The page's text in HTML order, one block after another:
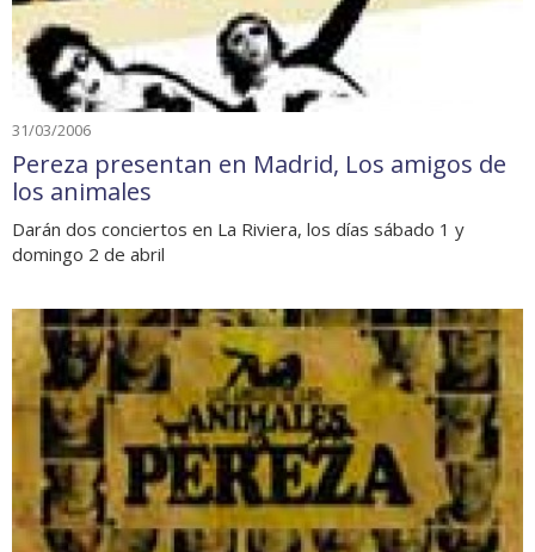
31/03/2006
Pereza presentan en Madrid, Los amigos de
los animales
Darán dos conciertos en La Riviera, los días sábado 1 y
domingo 2 de abril